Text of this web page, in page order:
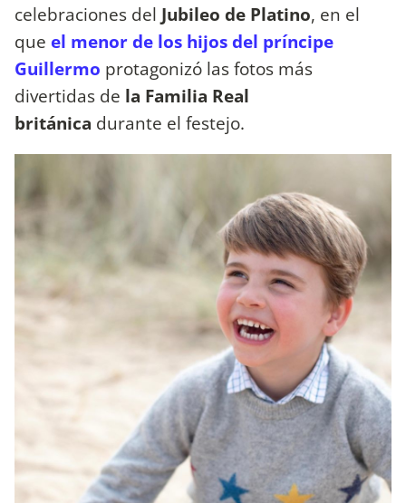
celebraciones del Jubileo de Platino, en el
que el menor de los hijos del príncipe
Guillermo protagonizó las fotos más
divertidas de la Familia Real
británica durante el festejo.